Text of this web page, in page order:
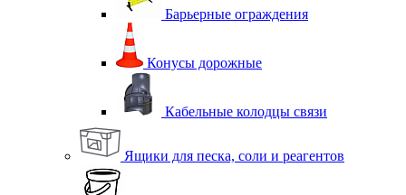
Барьерные ограждения
Конусы дорожные
Кабельные колодцы связи
Ящики для песка, соли и реагентов